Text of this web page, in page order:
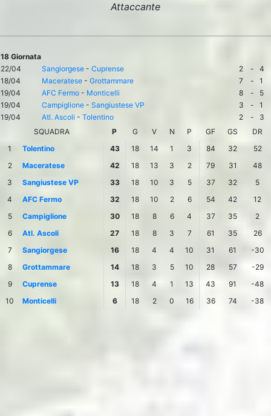
Attaccante
18 Giornata
22/04
Sangiorgese - Cuprense 2 -
4
18/04
Maceratese - Grottammare 7 -
1
19/04
AFC Fermo - Monticelli 8 -
5
19/04
Campiglione - Sangiustese VP 3 -
1
19/04
Atl. Ascoli - Tolentino 2 -
3
SQUADRA
P G V N P GF GS
DR
1
Tolentino 43 18 14 1 3 84 32
52
2
Maceratese 42 18 13 3 2 79 31
48
3
Sangiustese VP 33 18 10 3 5 37 32
5
4
AFC Fermo 32 18 10 2 6 54 42
12
5
Campiglione 30 18 8 6 4 37 35
2
6
Atl. Ascoli 27 18 8 3 7 61 35
26
7
Sangiorgese 16 18 4 4 10 31 61
-30
8
Grottammare 14 18 3 5 10 28 57
-29
9
Cuprense 13 18 4 1 13 43 91
-48
10
Monticelli 6 18 2 0 16 36 74 -38